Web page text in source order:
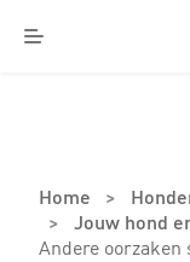
Menu
Home >
> Jouw hond
Andere